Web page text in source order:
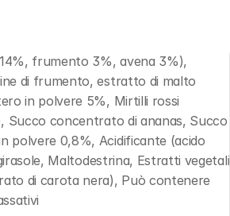
frumento 3%, avena 3%),
di frumento, estratto di malto
in polvere 5%, Mirtilli rossi
Succo concentrato di ananas, Succo
polvere 0,8%, Acidificante (acido
Maltodestrina, Estratti vegetali
di carota nera), Può contenere